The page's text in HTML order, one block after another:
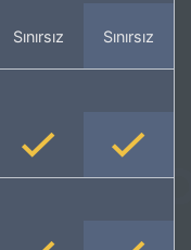
Sınırsız Sınırsız